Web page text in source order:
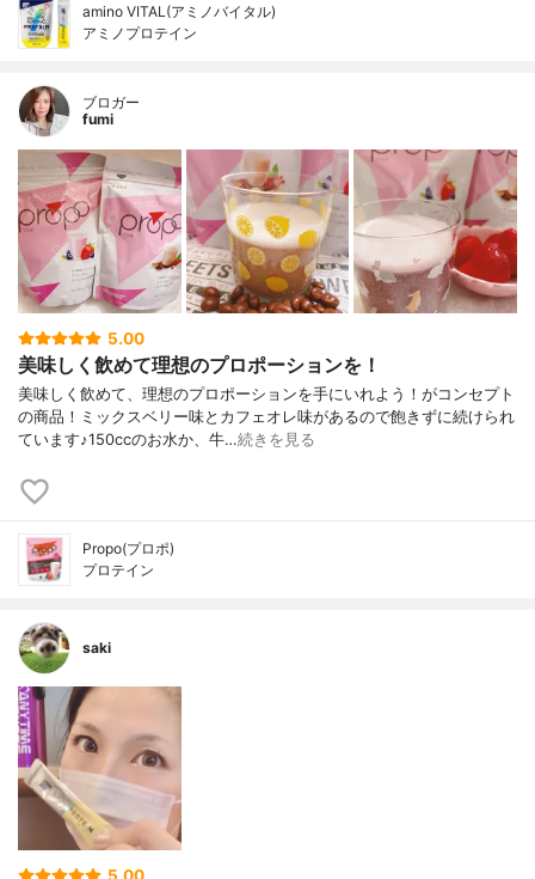
amino VITAL(アミノバイタル)
アミノプロテイン
ブロガー
fumi
5.00
美味しく飲めて理想のプロポーションを！
美味しく飲めて、理想のプロポーションを手にいれよう！がコンセプト
の商品！ミックスベリー味とカフェオレ味があるので飽きずに続けられ
ています♪150ccのお水か、牛…続きを見る
Propo(プロポ)
プロテイン
saki